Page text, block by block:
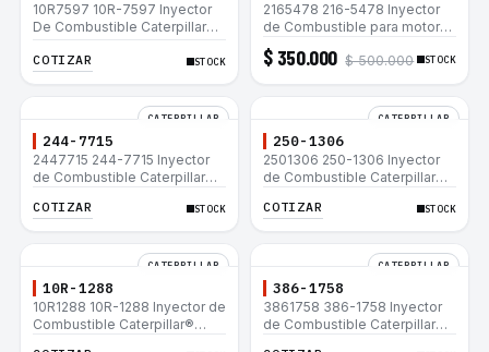
10R7597 10R-7597 Inyector
De Combustible Caterpillar®
320C 320C L
COTIZAR STOCK
2165478 216-5478 Inyector
de Combustible para motor
Caterpillar 3044C
minicargador 236B 246B
$ 350.000 $ 500.000 STOCK
CATERPILLAR
244-7715
2447715 244-7715 Inyector
de Combustible Caterpillar®
980H
COTIZAR STOCK
CATERPILLAR
250-1306
2501306 250-1306 Inyector
de Combustible Caterpillar®
3516C 854G 992G
COTIZAR STOCK
CATERPILLAR
10R-1288
10R1288 10R-1288 Inyector de
Combustible Caterpillar®
CATERPILLAR
386-1758
3861758 386-1758 Inyector
de Combustible Caterpillar®